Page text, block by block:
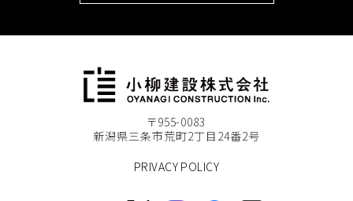
〒955-0083
新潟県三条市荒町2丁目24番2号
PRIVACY POLICY